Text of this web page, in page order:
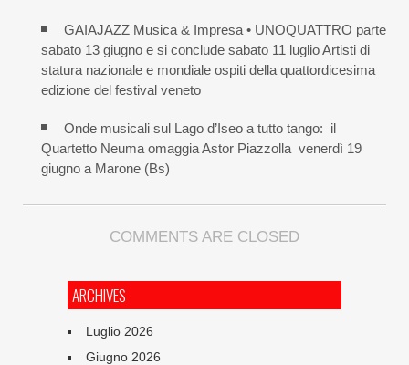
GAIAJAZZ Musica & Impresa • UNOQUATTRO parte
sabato 13 giugno e si conclude sabato 11 luglio Artisti di
statura nazionale e mondiale ospiti della quattordicesima
edizione del festival veneto
Onde musicali sul Lago d’Iseo a tutto tango: il
Quartetto Neuma omaggia Astor Piazzolla venerdì 19
giugno a Marone (Bs)
COMMENTS ARE CLOSED
ARCHIVES
Luglio 2026
Giugno 2026